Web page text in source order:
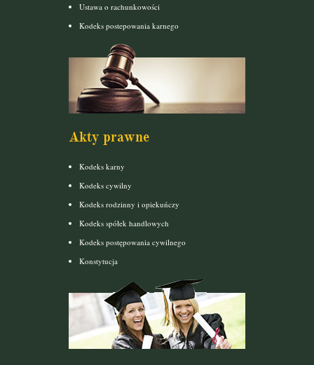
Ustawa o rachunkowości
Kodeks postepowania karnego
Akty prawne
Kodeks karny
Kodeks cywilny
Kodeks rodzinny i opiekuńczy
Kodeks spółek handlowych
Kodeks postępowania cywilnego
Konstytucja